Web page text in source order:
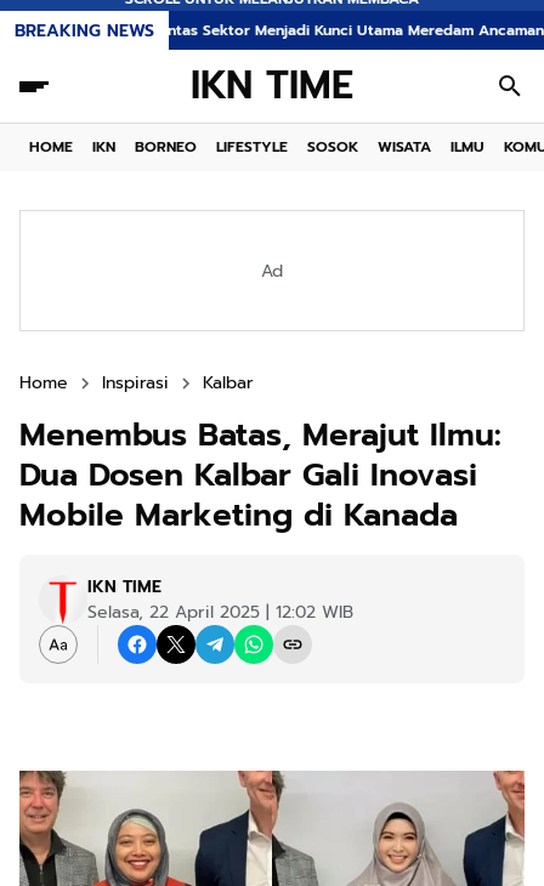
BREAKING NEWS
Lintas Sektor Menjadi Kunci Utama Meredam Ancaman Kebakaran
IKN TIME
HOME IKN BORNEO LIFESTYLE SOSOK WISATA ILMU
Ad
Home Inspirasi Kalbar
Menembus Batas, Merajut Ilmu:
Dua Dosen Kalbar Gali Inovasi
Mobile Marketing di Kanada
IKN TIME
Selasa, 22 April 2025 | 12:02 WIB